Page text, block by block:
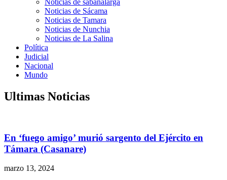
Noticias de sabanalarga
Noticias de Sácama
Noticias de Tamara
Noticias de Nunchia
Noticias de La Salina
Política
Judicial
Nacional
Mundo
Ultimas Noticias
En ‘fuego amigo’ murió sargento del Ejército en
Támara (Casanare)
marzo 13, 2024